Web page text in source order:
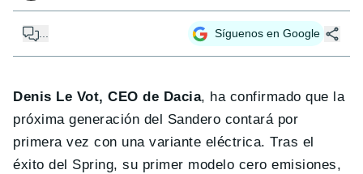
... Síguenos en Google
Denis Le Vot, CEO de Dacia, ha confirmado que la
próxima generación del Sandero contará por
primera vez con una variante eléctrica. Tras el
éxito del Spring, su primer modelo cero emisiones,